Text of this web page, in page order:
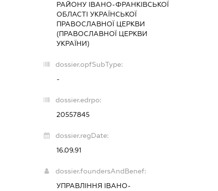
РАЙОНУ ІВАНО-ФРАНКІВСЬКОЇ
ОБЛАСТІ УКРАЇНСЬКОЇ
ПРАВОСЛАВНОЇ ЦЕРКВИ
(ПРАВОСЛАВНОЇ ЦЕРКВИ
УКРАЇНИ)
dossier.opfSubType:
-
dossier.edrpo:
20557845
dossier.regDate:
16.09.91
dossier.foundersAndBenef:
УПРАВЛІННЯ ІВАНО-